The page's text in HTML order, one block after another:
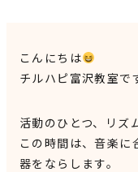
こんにちは
チルハピ富沢教室で
活動のひとつ、リズ
この時間は、音楽に
器をならします。